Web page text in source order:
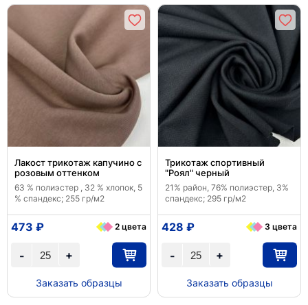
Лакост трикотаж капучино с
розовым оттенком
63 % полиэстер , 32 % хлопок, 5
% спандекс; 255 гр/м2
+
-
473 ₽ 2 цвета
Заказать образцы
Трикотаж спортивный
"Роял" черный
21% район, 76% полиэстер, 3%
спандекс; 295 гр/м2
+
-
428 ₽ 3 цвета
Заказать образцы